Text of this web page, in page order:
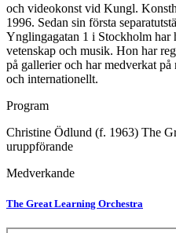
och videokonst vid Kungl.
1996. Sedan sin första
Ynglingagatan 1 i Stockholm har
vetenskap och musik. Hon har
på gallerier och har medverkat
och internationellt.
Program
Christine Ödlund (f. 1963) The
uruppförande
Medverkande
The Great Learning Orchestra